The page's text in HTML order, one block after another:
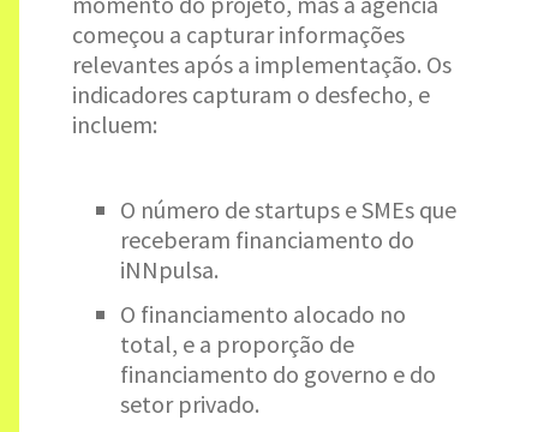
começou a capturar informações
relevantes após a implementação. Os
indicadores capturam o desfecho, e
incluem:
O número de startups e SMEs que
receberam financiamento do
iNNpulsa.
O financiamento alocado no
total, e a proporção de
financiamento do governo e do
setor privado.